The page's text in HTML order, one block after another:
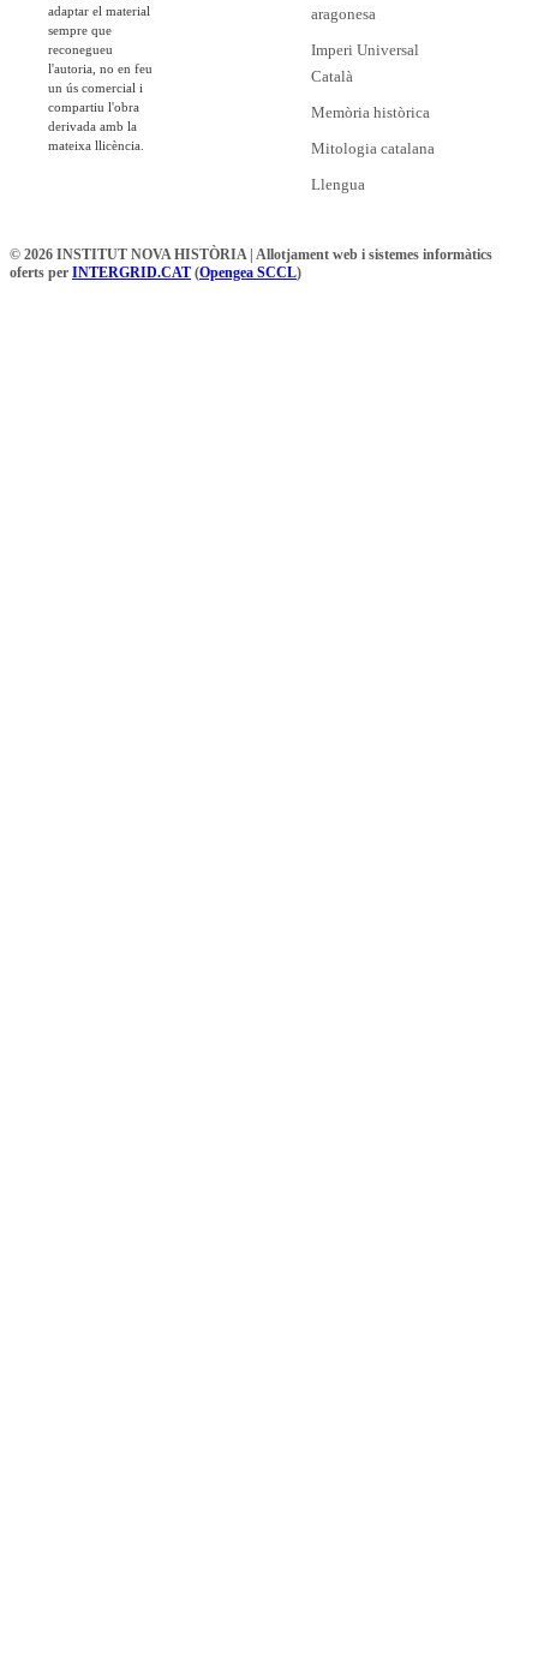
adaptar el material
sempre que
reconegueu
l'autoria, no en feu
un ús comercial i
compartiu l'obra
derivada amb la
mateixa llicència.
aragonesa
Imperi Universal
Català
Memòria històrica
Mitologia catalana
Llengua
© 2026 INSTITUT NOVA HISTÒRIA | Allotjament web i sistemes informàtics
oferts per INTERGRID.CAT (Opengea SCCL)